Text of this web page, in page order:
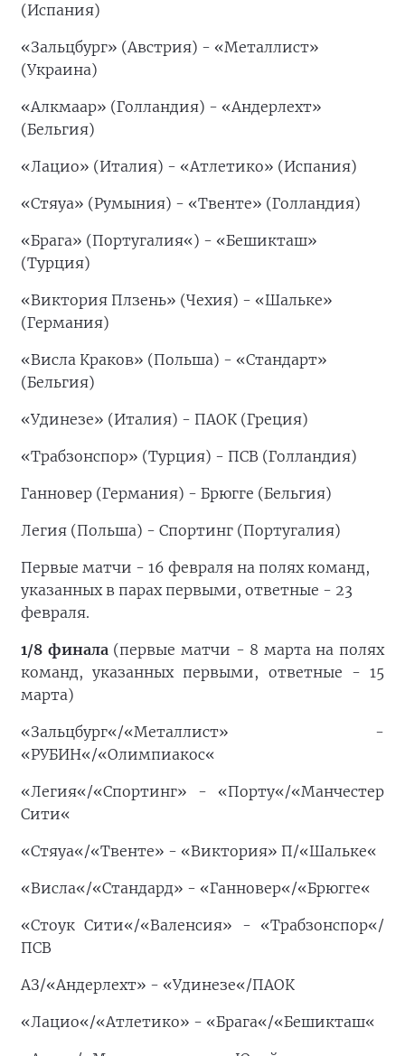
(Испания)
«Зальцбург» (Австрия) - «Металлист»
(Украина)
«Алкмаар» (Голландия) - «Андерлехт»
(Бельгия)
«Лацио» (Италия) - «Атлетико» (Испания)
«Стяуа» (Румыния) - «Твенте» (Голландия)
«Брага» (Португалия«) - «Бешикташ»
(Турция)
«Виктория Плзень» (Чехия) - «Шальке»
(Германия)
«Висла Краков» (Польша) - «Стандарт»
(Бельгия)
«Удинезе» (Италия) - ПАОК (Греция)
«Трабзонспор» (Турция) - ПСВ (Голландия)
Ганновер (Германия) - Брюгге (Бельгия)
Легия (Польша) - Спортинг (Португалия)
Первые матчи - 16 февраля на полях команд,
указанных в парах первыми, ответные - 23
февраля.
1/8 финала(первые матчи - 8 марта на полях
команд, указанных первыми, ответные - 15
марта)
«Зальцбург«/«Металлист» -
«РУБИН«/«Олимпиакос«
«Легия«/«Спортинг» - «Порту«/«Манчестер
Сити«
«Стяуа«/«Твенте» - «Виктория» П/«Шальке«
«Висла«/«Стандард» - «Ганновер«/«Брюгге«
«Стоук Сити«/«Валенсия» - «Трабзонспор«/
ПСВ
АЗ/«Андерлехт» - «Удинезе«/ПАОК
«Лацио«/«Атлетико» - «Брага«/«Бешикташ«